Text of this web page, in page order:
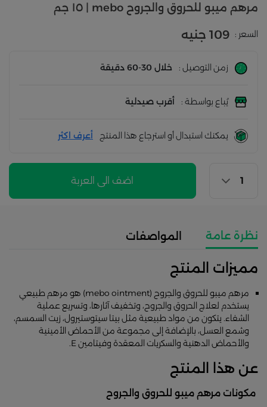
مرهم ميبو للحروق والجروح mebo | ١٥ جم
السعر : 109 جنيه
زمن التوصيل : خلال 30-60 دقيقة
يُباع بواسطة : أقرب صيدلية
يمكنك استبدال أو استرجاع هذا المنتج أعرف اكثر
اضف الى العربة
نظرة عامة المواصفات
مميزات المنتج
مرهم ميبو للحروق والجروح (mebo ointment) هو مرهم طبيعي
يستخدم لعلاج الحروق والجروح، وتخفيف آثارها، وتسريع عملية
الشفاء. يتكون من مواد طبيعية مثل بيتا سيتوستيرول، زيت السمسم،
وشمع العسل، بالإضافة إلى مجموعة من الأحماض الأمينية
والأحماض الدهنية والسكريات المعقدة وفيتامين E.
عن هذا المنتج
مكونات مرهم ميبو للحروق والجروح